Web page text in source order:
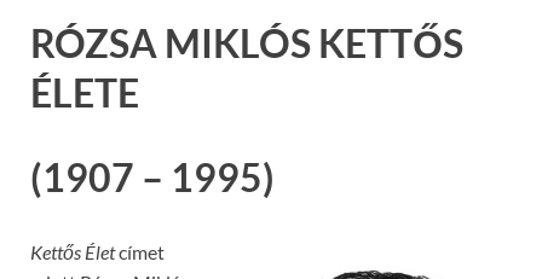
RÓZSA MIKLÓS KETTŐS
ÉLETE
(1907 – 1995)
Kettős Életcímet